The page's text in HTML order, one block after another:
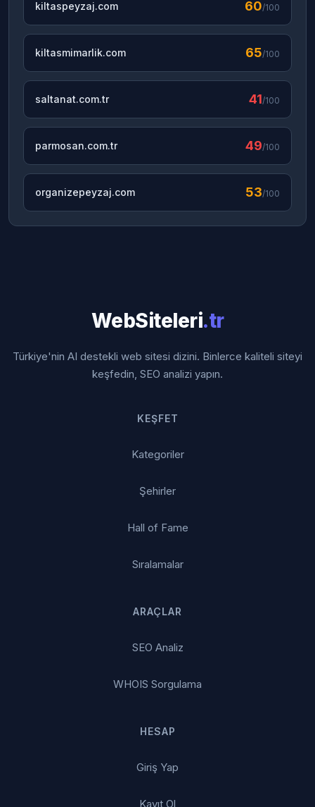
kiltaspeyzaj.com 60/100
kiltasmimarlik.com 65/100
saltanat.com.tr 41/100
parmosan.com.tr 49/100
organizepeyzaj.com 53/100
WebSiteleri.tr
Türkiye'nin AI destekli web sitesi dizini. Binlerce kaliteli siteyi
keşfedin, SEO analizi yapın.
KEŞFET
Kategoriler
Şehirler
Hall of Fame
Sıralamalar
ARAÇLAR
SEO Analiz
WHOIS Sorgulama
HESAP
Giriş Yap
Kayıt Ol